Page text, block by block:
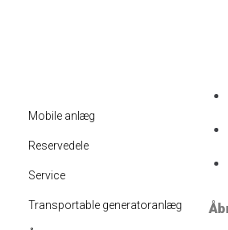
Mobile anlæg
Reservedele
Service
Transportable generatoranlæg